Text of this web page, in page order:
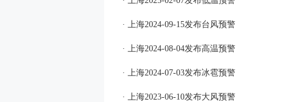
· 上海2024-09-15发布台风预警
· 上海2024-08-04发布高温预警
· 上海2024-07-03发布冰雹预警
· 上海2023-06-10发布大风预警